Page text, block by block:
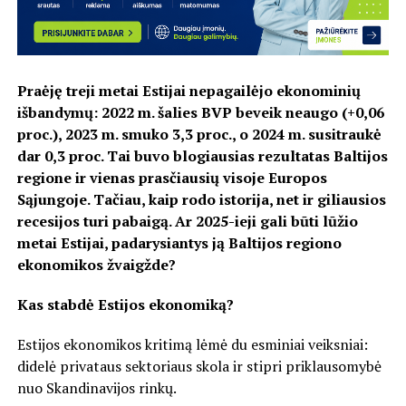
Praėję treji metai Estijai nepagailėjo ekonominių
išbandymų: 2022 m. šalies BVP beveik neaugo (+0,06
proc.), 2023 m. smuko 3,3 proc., o 2024 m. susitraukė
dar 0,3 proc. Tai buvo blogiausias rezultatas Baltijos
regione ir vienas prasčiausių visoje Europos
Sąjungoje. Tačiau, kaip rodo istorija, net ir giliausios
recesijos turi pabaigą. Ar 2025-ieji gali būti lūžio
metai Estijai, padarysiantys ją Baltijos regiono
ekonomikos žvaigžde?
Kas stabdė Estijos ekonomiką?
Estijos ekonomikos kritimą lėmė du esminiai veiksniai:
didelė privataus sektoriaus skola ir stipri priklausomybė
nuo Skandinavijos rinkų.